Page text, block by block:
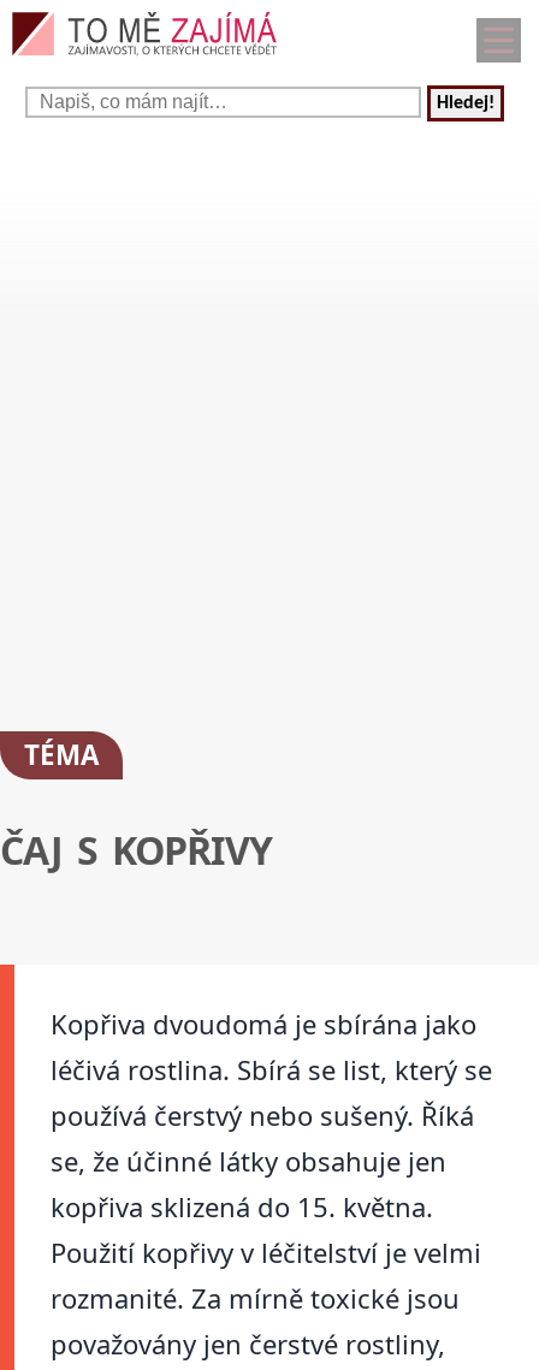
Hledej!
TÉMA
ČAJ S KOPŘIVY
Kopřiva dvoudomá je sbírána jako
léčivá rostlina. Sbírá se list, který se
používá čerstvý nebo sušený. Říká
se, že účinné látky obsahuje jen
kopřiva sklizená do 15. května.
Použití kopřivy v léčitelství je velmi
rozmanité. Za mírně toxické jsou
považovány jen čerstvé rostliny,